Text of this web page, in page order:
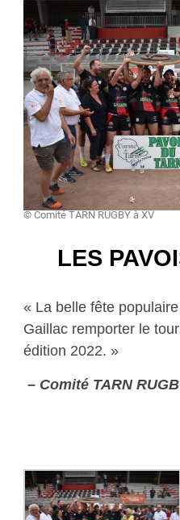
© Comité TARN RUGBY à XV
LES
« La belle fête
Gaillac remporter le
édition 2022. »
– Comité TARN